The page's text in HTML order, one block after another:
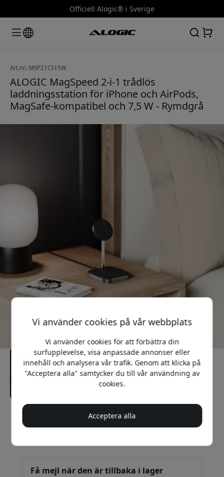
Officiell Alogic® i Sverige
Art.nr.: MSP21CS15W
ALOGIC MagSpeed 2-i-1 trådlös
laddningsstation för iPhone och AirPods,
MagSafe-kompatibel och 7,5 W - Rymdgrå
Rekommenderat pris
999 SEK
Få mejl när den är tillbaka i lager
Vi använder cookies på vår webbplats
Vi använder cookies för att förbättra din
surfupplevelse, visa anpassade annonser eller
innehåll och analysera vår trafik. Genom att klicka på
"Acceptera alla" samtycker du till vår användning av
cookies.
Acceptera alla